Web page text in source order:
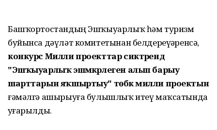
Башҡортостандың Эшҡыуарлыҡ һәм туризм
буйынса дәүләт комитетынан белдереүҙәренсә,
конкурс Милли проекттар сиктәрендә
"Эшҡыуарлыҡ эшмәкәрлеген алып барыу
шарттарын яҡшыртыу" төбәк милли проектын
ғәмәлгә ашырыуға булышлыҡ итеү маҡсатында
уҙғарылды.